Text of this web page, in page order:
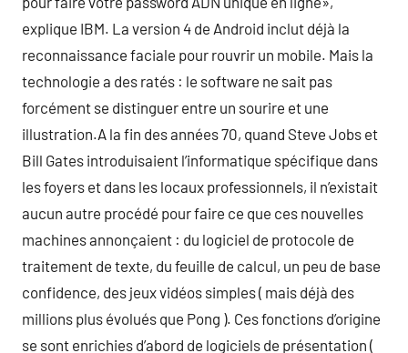
explique IBM. La version 4 de Android inclut déjà la
reconnaissance faciale pour rouvrir un mobile. Mais la
technologie a des ratés : le software ne sait pas
forcément se distinguer entre un sourire et une
illustration.A la fin des années 70, quand Steve Jobs et
Bill Gates introduisaient l’informatique spécifique dans
les foyers et dans les locaux professionnels, il n’existait
aucun autre procédé pour faire ce que ces nouvelles
machines annonçaient : du logiciel de protocole de
traitement de texte, du feuille de calcul, un peu de base
confidence, des jeux vidéos simples ( mais déjà des
millions plus évolués que Pong ). Ces fonctions d’origine
se sont enrichies d’abord de logiciels de présentation (